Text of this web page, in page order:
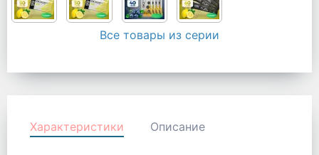
Все товары из серии
Характеристики Описание